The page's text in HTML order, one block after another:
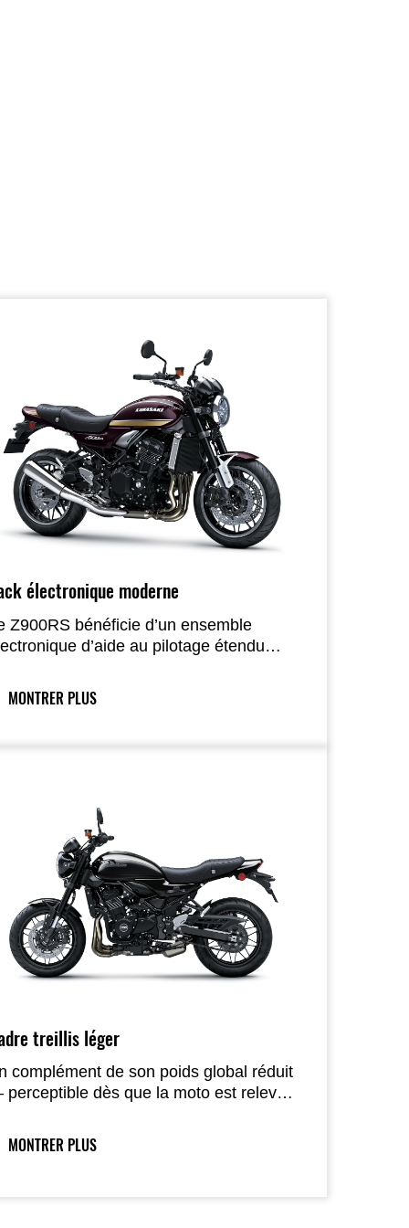
électronique moderne
Z900RS bénéficie d’un ensemble
d’aide au pilotage étendu
que le régulateur de vitesse
et la connectivité smartphone.
MONTRER PLUS
treillis léger
complément de son poids global réduit
dès que la moto est relevée
et la géométrie du châssis ont été
pour offrir une maniabilité légère et
MONTRER PLUS